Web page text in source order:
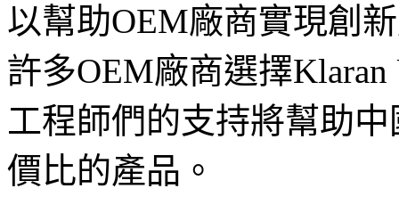
以幫助OEM廠商實現創
許多OEM廠商選擇
工程師們的支持將幫助
價比的產品。